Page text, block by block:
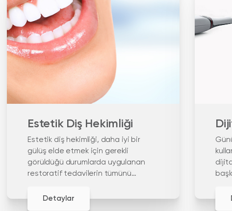
Estetik Diş Hekimliği
Estetik diş hekimliği, daha iyi bir
gülüş elde etmek için gerekli
görüldüğü durumlarda uygulanan
restoratif tedavilerin tümünü
Detaylar